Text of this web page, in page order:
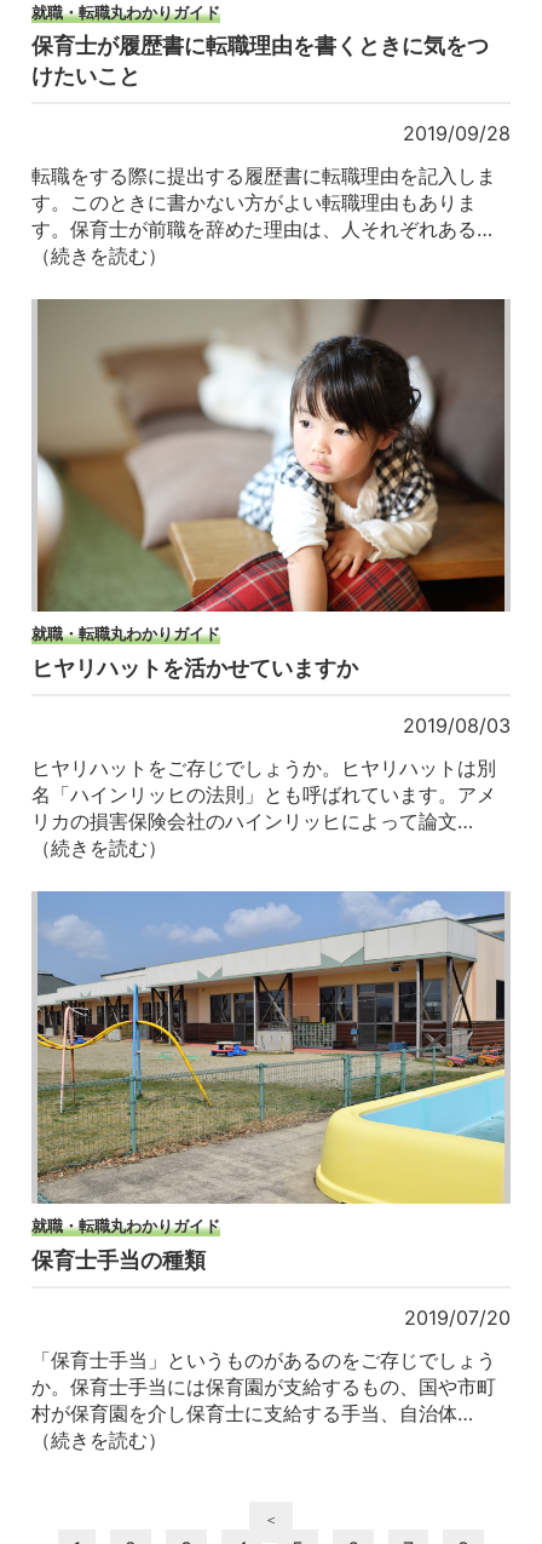
就職・転職丸わかりガイド
保育士が履歴書に転職理由を書くときに気をつ
けたいこと
2019/09/28
転職をする際に提出する履歴書に転職理由を記入しま
す。このときに書かない方がよい転職理由もありま
す。保育士が前職を辞めた理由は、人それぞれある…
（続きを読む）
就職・転職丸わかりガイド
ヒヤリハットを活かせていますか
2019/08/03
ヒヤリハットをご存じでしょうか。ヒヤリハットは別
名「ハインリッヒの法則」とも呼ばれています。アメ
リカの損害保険会社のハインリッヒによって論文…
（続きを読む）
就職・転職丸わかりガイド
保育士手当の種類
2019/07/20
「保育士手当」というものがあるのをご存じでしょう
か。保育士手当には保育園が支給するもの、国や市町
村が保育園を介し保育士に支給する手当、自治体…
（続きを読む）
＜